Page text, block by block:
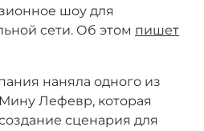
шоу для
сети. Об этом пишет
наняла одного из
Лефевр, которая
сценария для